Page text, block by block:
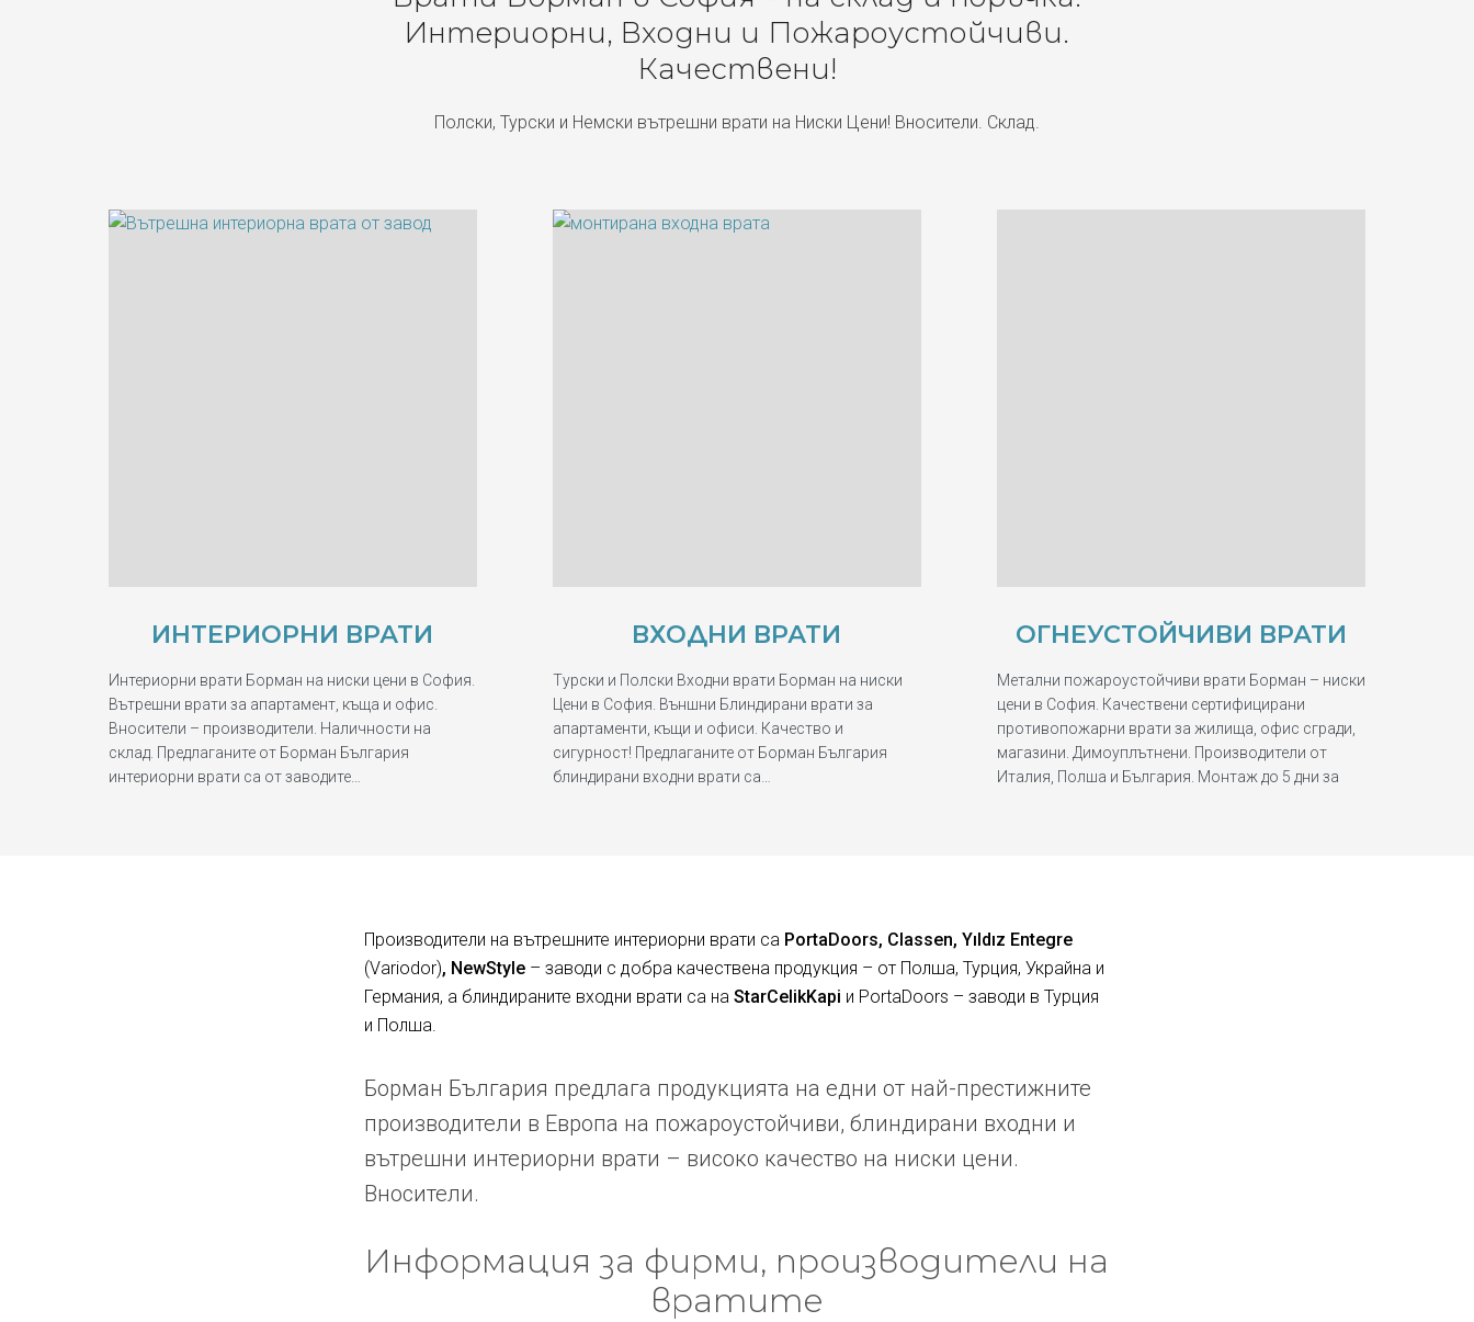
Интериорни, Входни и Пожароустойчиви.
Качествени!
Полски, Турски и Немски вътрешни врати на Ниски Цени! Вносители. Склад.
ИНТЕРИОРНИ ВРАТИ
Интериорни врати Борман на ниски цени в София.
Вътрешни врати за апартамент, къща и офис.
Вносители – производители. Наличности на
склад. Предлаганите от Борман България
интериорни врати са от заводите…
ВХОДНИ ВРАТИ
Турски и Полски Входни врати Борман на ниски
Цени в София. Външни Блиндирани врати за
апартаменти, къщи и офиси. Качество и
сигурност! Предлаганите от Борман България
блиндирани входни врати са…
ОГНЕУСТОЙЧИВИ ВРАТИ
Метални пожароустойчиви врати Борман – ниски
цени в София. Качествени сертифицирани
противопожарни врати за жилища, офис сгради,
магазини. Димоуплътнени. Производители от
Италия, Полша и България. Монтаж до 5 дни за
Производители на вътрешните интериорни врати са PortaDoors, Classen, Yıldız Entegre
(Variodor), NewStyle– заводи с добра качествена продукция – от Полша, Турция, Украйна и
Германия, а блиндираните входни врати са на StarCelikKapi и PortaDoors – заводи в Турция
и Полша.
Борман България предлага продукцията на едни от най-престижните
производители в Европа на пожароустойчиви, блиндирани входни и
вътрешни интериорни врати – високо качество на ниски цени.
Вносители.
Информация за фирми, производители на
вратите